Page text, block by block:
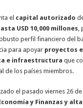
el capital autorizado
USD 10,000 millones
perfil financiero del
para apoyar proyectos
e infraestructura que
de los países miembros.
el pasado viernes 26
y Finanzas y